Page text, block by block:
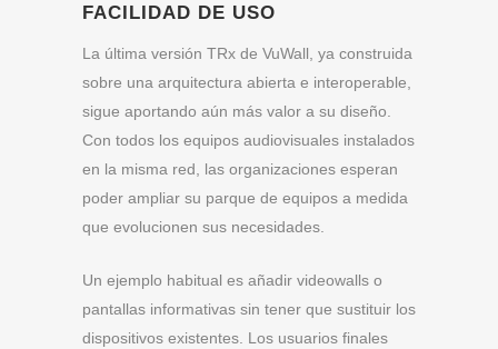
FACILIDAD DE USO
La última versión TRx de VuWall, ya construida
sobre una arquitectura abierta e interoperable,
sigue aportando aún más valor a su diseño.
Con todos los equipos audiovisuales instalados
en la misma red, las organizaciones esperan
poder ampliar su parque de equipos a medida
que evolucionen sus necesidades.
Un ejemplo habitual es añadir videowalls o
pantallas informativas sin tener que sustituir los
dispositivos existentes. Los usuarios finales